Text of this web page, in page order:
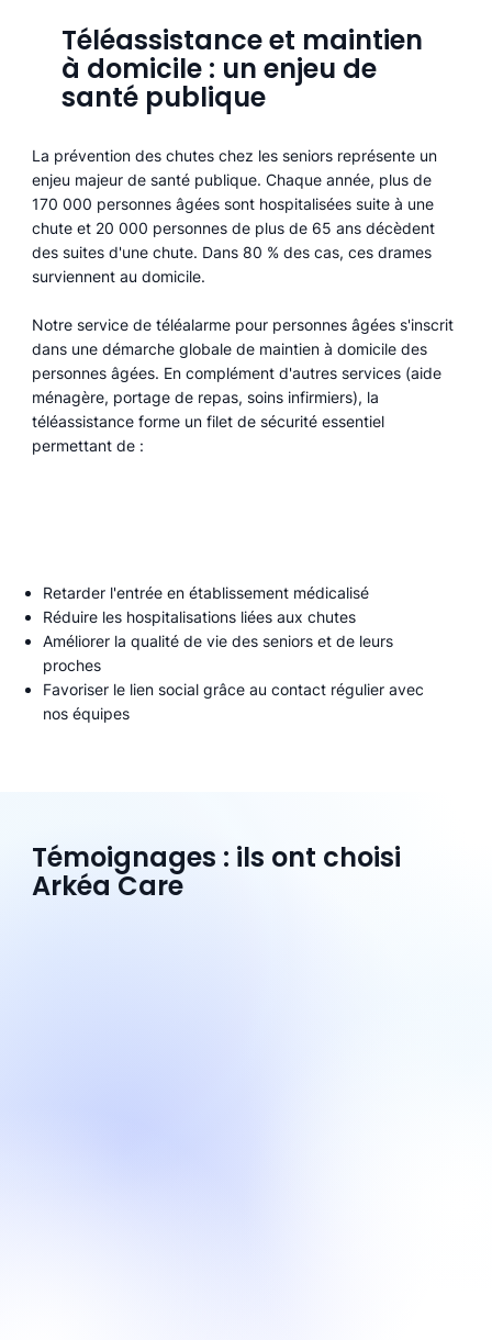
Téléassistance et maintien
à domicile : un enjeu de
santé publique
La prévention des chutes chez les seniors représente un
enjeu majeur de santé publique. Chaque année, plus de
170 000 personnes âgées sont hospitalisées suite à une
chute et 20 000 personnes de plus de 65 ans décèdent
des suites d'une chute. Dans 80 % des cas, ces drames
surviennent au domicile.
Notre service de téléalarme pour personnes âgées s'inscrit
dans une démarche globale de maintien à domicile des
personnes âgées. En complément d'autres services (aide
ménagère, portage de repas, soins infirmiers), la
téléassistance forme un filet de sécurité essentiel
permettant de :
Retarder l'entrée en établissement médicalisé
Réduire les hospitalisations liées aux chutes
Améliorer la qualité de vie des seniors et de leurs
proches
Favoriser le lien social grâce au contact régulier avec
nos équipes
Témoignages : ils ont choisi
Arkéa Care